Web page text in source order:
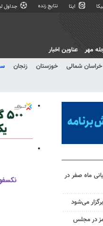
ایتا نتایج زنده جداول
خراسان شمالی خوزستان زنجان
مهر عناوین اخبار
ماه صفر در
می‌شود
در مجلس